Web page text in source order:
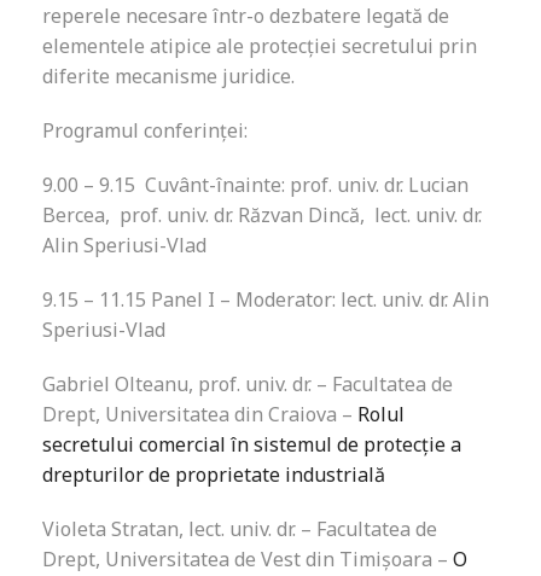
reperele necesare într-o dezbatere legată de
elementele atipice ale protecției secretului prin
diferite mecanisme juridice.
Programul conferinței:
9.00 – 9.15 Cuvânt-înainte: prof. univ. dr. Lucian
Bercea, prof. univ. dr. Răzvan Dincă, lect. univ. dr.
Alin Speriusi-Vlad
9.15 – 11.15 Panel I – Moderator: lect. univ. dr. Alin
Speriusi-Vlad
Gabriel Olteanu, prof. univ. dr. – Facultatea de
Drept, Universitatea din Craiova – Rolul
secretului comercial în sistemul de protecție a
drepturilor de proprietate industrială
Violeta Stratan, lect. univ. dr. – Facultatea de
Drept, Universitatea de Vest din Timișoara – O